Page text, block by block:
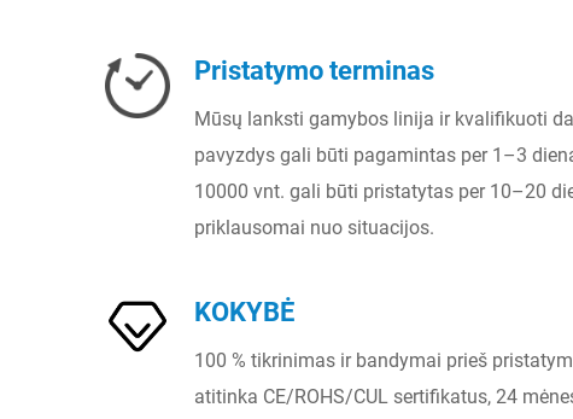
Pristatymo terminas
Mūsų lanksti gamybos linija ir kvalifikuoti
pavyzdys gali būti pagamintas per 1–3
10000 vnt. gali būti pristatytas per 10–20
priklausomai nuo situacijos.
KOKYBĖ
100 % tikrinimas ir bandymai prieš
atitinka CE/ROHS/CUL sertifikatus, 24